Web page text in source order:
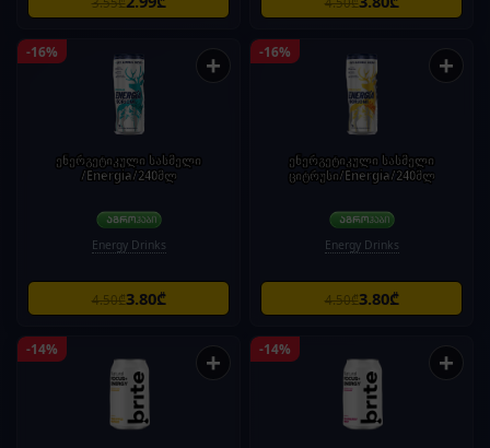
-16% +
ენერგეტიკული სასმელი
/Energia/240მლ
Energy Drinks
4.50₾3.80₾
-16% +
ენერგეტიკული სასმელი
ციტრუსი/Energia/240მლ
Energy Drinks
4.50₾3.80₾
-14% + -14% +